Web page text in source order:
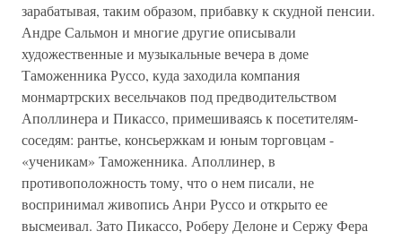
зарабатывая, таким образом, прибавку к скудной пенсии.
Андре Сальмон и многие другие описывали
художественные и музыкальные вечера в доме
Таможенника Руссо, куда заходила компания
монмартрских весельчаков под предводительством
Аполлинера и Пикассо, примешиваясь к посетителям-
соседям: рантье, консьержкам и юным торговцам -
«ученикам» Таможенника. Аполлинер, в
противоположность тому, что о нем писали, не
воспринимал живопись Анри Руссо и открыто ее
высмеивал. Зато Пикассо, Роберу Делоне и Сержу Фера